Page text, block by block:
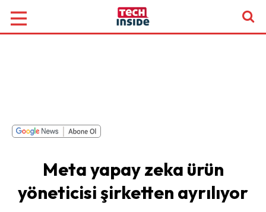
Meta yapay zeka ürün
yöneticisi şirketten ayrılıyor